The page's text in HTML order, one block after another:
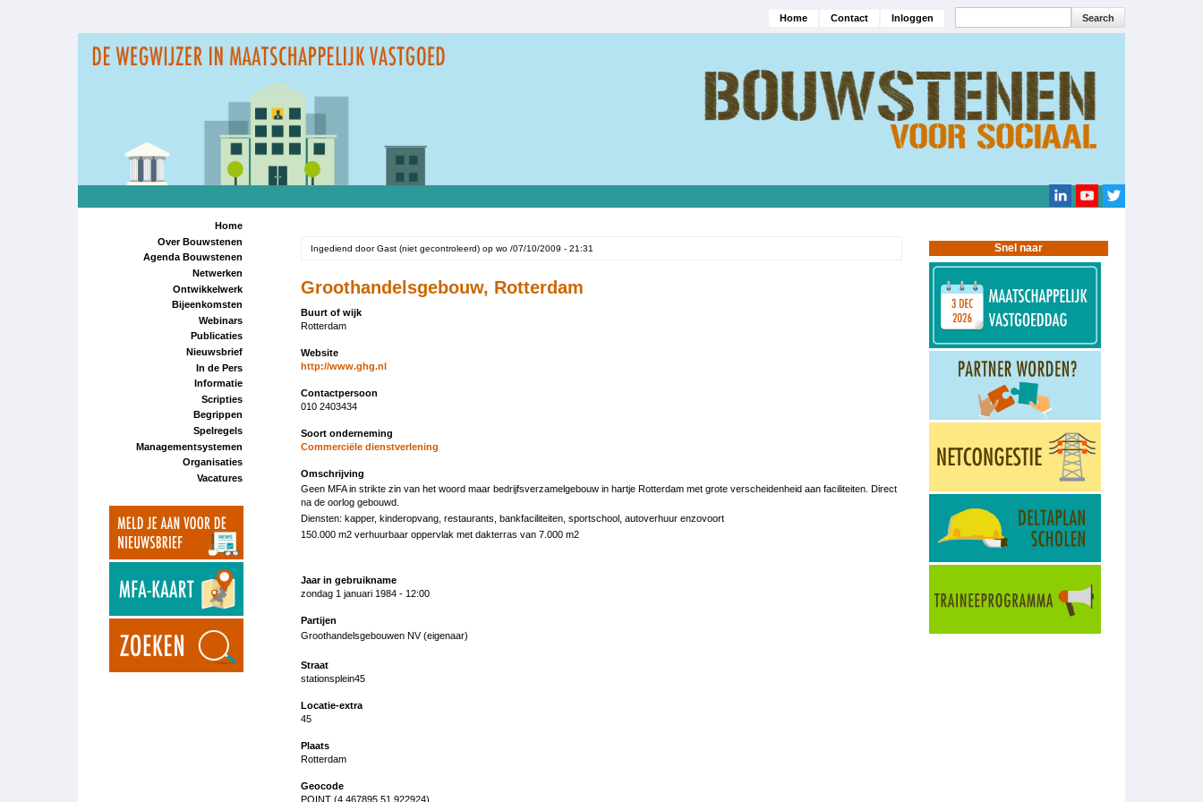
Search
Hoofdnavigatie
Home Contact Inloggen
Home
Over Bouwstenen
Agenda Bouwstenen
Netwerken
Ontwikkelwerk
Bijeenkomsten
Webinars
Publicaties
Nieuwsbrief
In de Pers
Informatie
Scripties
Begrippen
Spelregels
Managementsystemen
Organisaties
Vacatures
Ingediend doorGast (niet gecontroleerd) op wo /07/10/2009 - 21:31
Groothandelsgebouw, Rotterdam
Buurt of wijk
Rotterdam
Website
http://www.ghg.nl
Contactpersoon
010 2403434
Soort onderneming
Commerciële dienstverlening
Omschrijving
Geen MFA in strikte zin van het woord maar bedrijfsverzamelgebouw in hartje Rotterdam met grote verscheidenheid aan faciliteiten. Direct
na de oorlog gebouwd.
Diensten: kapper, kinderopvang, restaurants, bankfaciliteiten, sportschool, autoverhuur enzovoort
150.000 m2 verhuurbaar oppervlak met dakterras van 7.000 m2
Jaar in gebruikname
zondag 1 januari 1984 - 12:00
Partijen
Groothandelsgebouwen NV (eigenaar)
Straat
stationsplein45
Locatie-extra
45
Plaats
Rotterdam
Geocode
POINT (4.467895 51.922924)
Snel naar